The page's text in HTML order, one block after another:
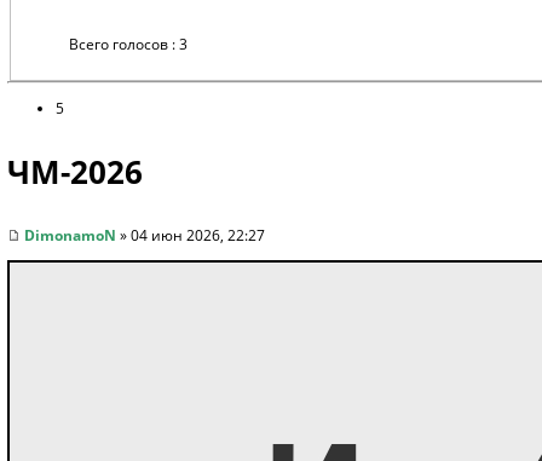
Всего голосов : 3
5
ЧМ-2026
DimonamoN » 04 июн 2026, 22:27